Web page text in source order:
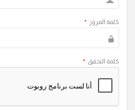
كلمة المرور *
كلمة التحقق *